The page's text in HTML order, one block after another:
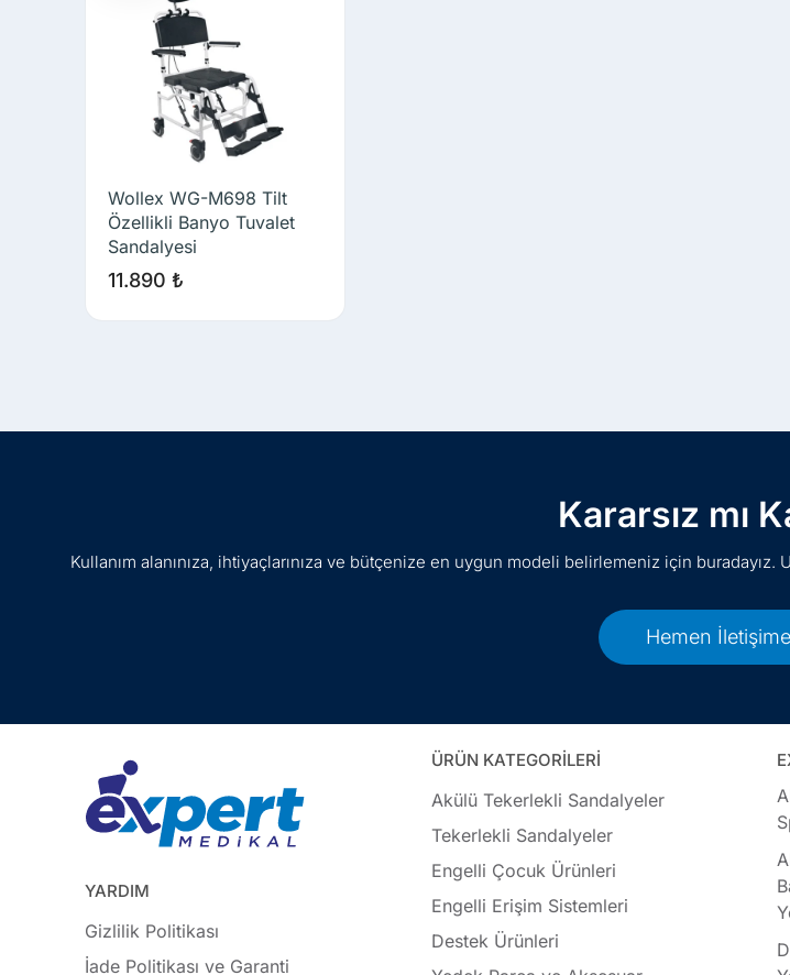
Wollex WG-M698 Tilt
Özellikli Banyo Tuvalet
Sandalyesi
11.890₺
Kararsız mı
Kullanım alanınıza, ihtiyaçlarınıza ve bütçenize en uygun modeli belirlemeniz için
Hemen
YARDIM
Gizlilik Politikası
İade Politikası ve Garanti
ÜRÜN KATEGORİLERİ
Akülü Tekerlekli Sandalyeler
Tekerlekli Sandalyeler
Engelli Çocuk Ürünleri
Engelli Erişim Sistemleri
Destek Ürünleri